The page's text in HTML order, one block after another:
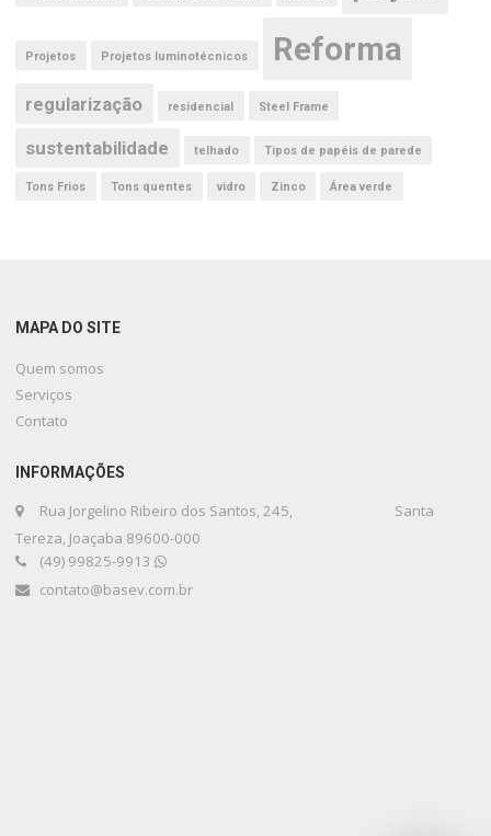
Projetos Projetos luminotécnicos Reforma
regularização residencial Steel Frame
sustentabilidade telhado Tipos de papéis de parede
Tons Frios Tons quentes vidro Zinco Área verde
MAPA DO SITE
Quem somos
Serviços
Contato
INFORMAÇÕES
Rua Jorgelino Ribeiro dos Santos, 245, Santa
Tereza, Joaçaba 89600-000
(49) 99825-9913
contato@basev.com.br